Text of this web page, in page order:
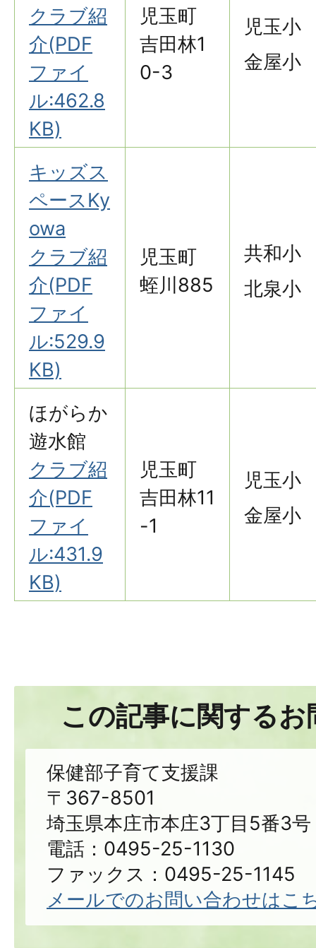
クラブ紹
介(PDF
ファイ
ル:462.8
KB)
児玉町
吉田林1
0-3
児玉小
金屋小
キッズス
ペースKy
owa
クラブ紹
介(PDF
ファイ
ル:529.9
KB)
児玉町
蛭川885
共和小
北泉小
ほがらか
遊水館
クラブ紹
介(PDF
ファイ
ル:431.9
KB)
児玉町
吉田林11
-1
児玉小
金屋小
この記事に関する
保健部子育て支援課
〒367-8501
埼玉県本庄市本庄3丁目5番3号
電話：0495-25-1130
ファックス：0495-25-1145
メールでのお問い合わせはこ